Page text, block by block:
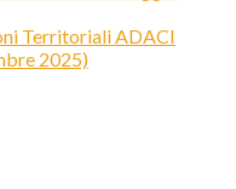
Territoriali ADACI
2025)